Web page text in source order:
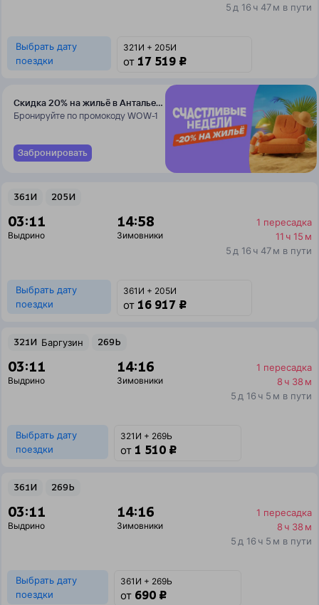
5 д 16 ч 47 м в пути
Выбрать дату
поездки
321И + 205И
от 17 519 ₽
Скидка 20% на жильё в Анталье
и Даламане
Бронируйте по промокоду WOW-1
Забронировать
361И 205И
03:11
Выдрино
14:58
Зимовники
1 пересадка
11 ч 15 м
5 д 16 ч 47 м в пути
Выбрать дату
поездки
361И + 205И
от 16 917 ₽
321И Баргузин 269Ь
03:11
Выдрино
14:16
Зимовники
1 пересадка
8 ч 38 м
5 д 16 ч 5 м в пути
Выбрать дату
поездки
321И + 269Ь
от 1 510 ₽
361И 269Ь
03:11
Выдрино
14:16
Зимовники
1 пересадка
8 ч 38 м
5 д 16 ч 5 м в пути
Выбрать дату
поездки
361И + 269Ь
от 690 ₽